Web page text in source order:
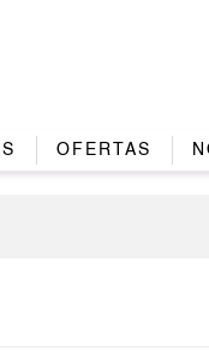
OFERTAS